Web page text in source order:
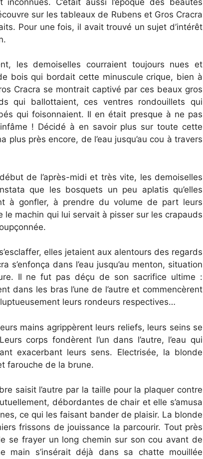
sur les tableaux de Rubens et Gros Cracra
Pour une fois, il avait trouvé un sujet d’intérêt
les demoiselles courraient toujours nues et
bois qui bordait cette minuscule crique, bien à
Cracra se montrait captivé par ces beaux gros
qui ballottaient, ces ventres rondouillets qui
qui foisonnaient. Il en était presque à ne pas
! Décidé à en savoir plus sur toute cette
plus près encore, de l’eau jusqu’au cou à travers
de l’après-midi et très vite, les demoiselles
que les bosquets un peu aplatis qu’elles
à gonfler, à prendre du volume de part leurs
machin qui lui servait à pisser sur les crapauds
elles jetaient aux alentours des regards
s’enfonça dans l’eau jusqu’au menton, situation
Il ne fut pas déçu de son sacrifice ultime :
dans les bras l’une de l’autre et commencèrent
leurs rondeurs respectives…
mains agrippèrent leurs reliefs, leurs seins se
corps fondèrent l’un dans l’autre, l’eau qui
exacerbant leurs sens. Electrisée, la blonde
farouche de la brune.
saisit l’autre par la taille pour la plaquer contre
débordantes de chair et elle s’amusa
ce qui les faisant bander de plaisir. La blonde
frissons de jouissance la parcourir. Tout près
se frayer un long chemin sur son cou avant de
main s’insérait déjà dans sa chatte mouillée